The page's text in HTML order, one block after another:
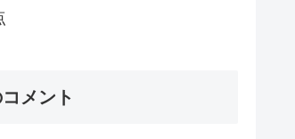
メント